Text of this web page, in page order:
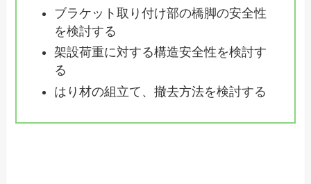
ブラケット取り付け部の橋脚の安全性
を検討する
架設荷重に対する構造安全性を検討す
る
はり材の組立て、撤去方法を検討する